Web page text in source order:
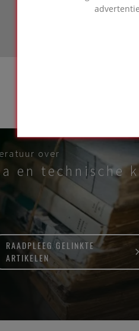
over
en technische
RAADPLEEG GELINKTE
ARTIKELEN